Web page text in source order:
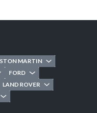
MARTIN
FORD
LAND ROVER